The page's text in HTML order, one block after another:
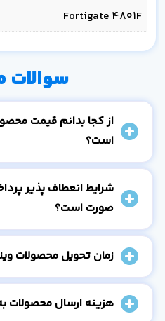
Fortigate 4801F
سوالات
از کجا بدانم قیمت
است؟
شرایط انعطاف پذیر
صورت است؟
زمان تحویل محصولات
هزینه ارسال